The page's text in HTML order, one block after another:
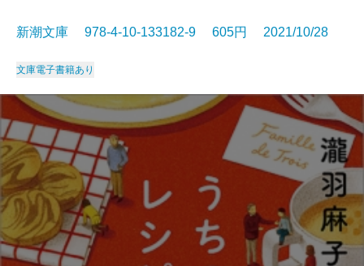
新潮文庫 978-4-10-133182-9 605円 2021/10/28
文庫電子書籍あり